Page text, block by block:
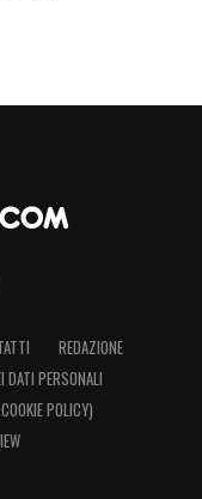
REDAZIONE
DATI PERSONALI
POLICY)